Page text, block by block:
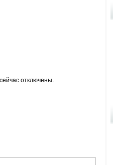
отключены.